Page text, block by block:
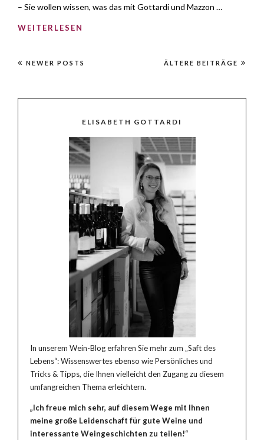
– Sie wollen wissen, was das mit Gottardi und Mazzon …
WEITERLESEN
NEWER POSTS ÄLTERE BEITRÄGE
ELISABETH GOTTARDI
In unserem Wein-Blog erfahren Sie mehr zum „Saft des
Lebens“: Wissenswertes ebenso wie Persönliches und
Tricks & Tipps, die Ihnen vielleicht den Zugang zu diesem
umfangreichen Thema erleichtern.
„Ich freue mich sehr, auf diesem Wege mit Ihnen
meine große Leidenschaft für gute Weine und
interessante Weingeschichten zu teilen!“